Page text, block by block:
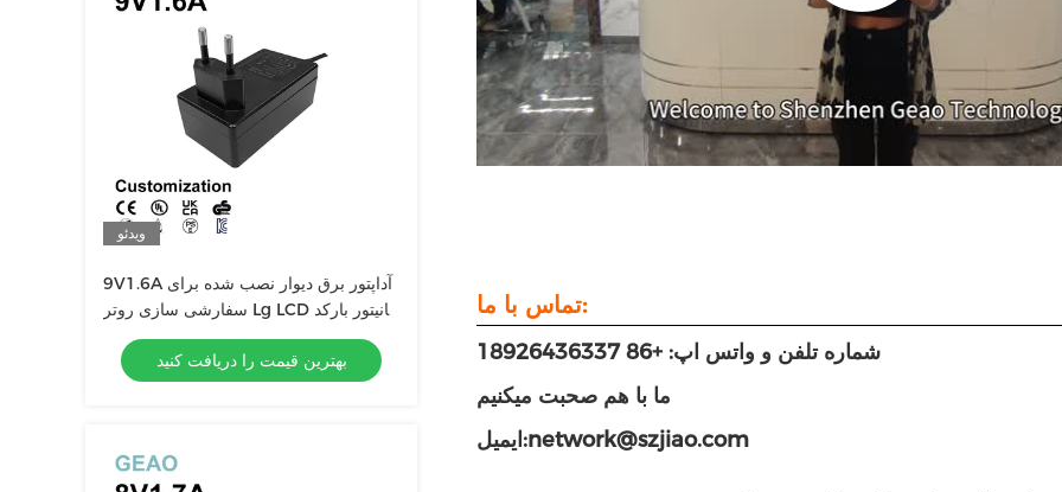
ویدئو
9V1.6A آداپتور برق دیوار نصب شده برای
سفارشی سازی روتر Lg LCD مانیتور بارکد
پرینتر درخت کریسمس
بهترین قیمت را دریافت کنید
تماس با ما:
شماره تلفن و واتس اپ: +86 18926436337
ما با هم صحبت ميکنيم
ایمیل:network@szjiao.com